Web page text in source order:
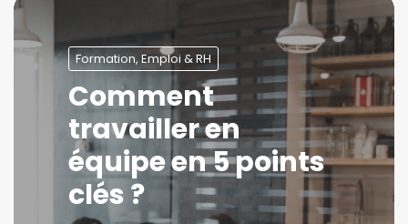
Formation, Emploi & RH
Comment
travailler en
équipe en 5 points
clés ?